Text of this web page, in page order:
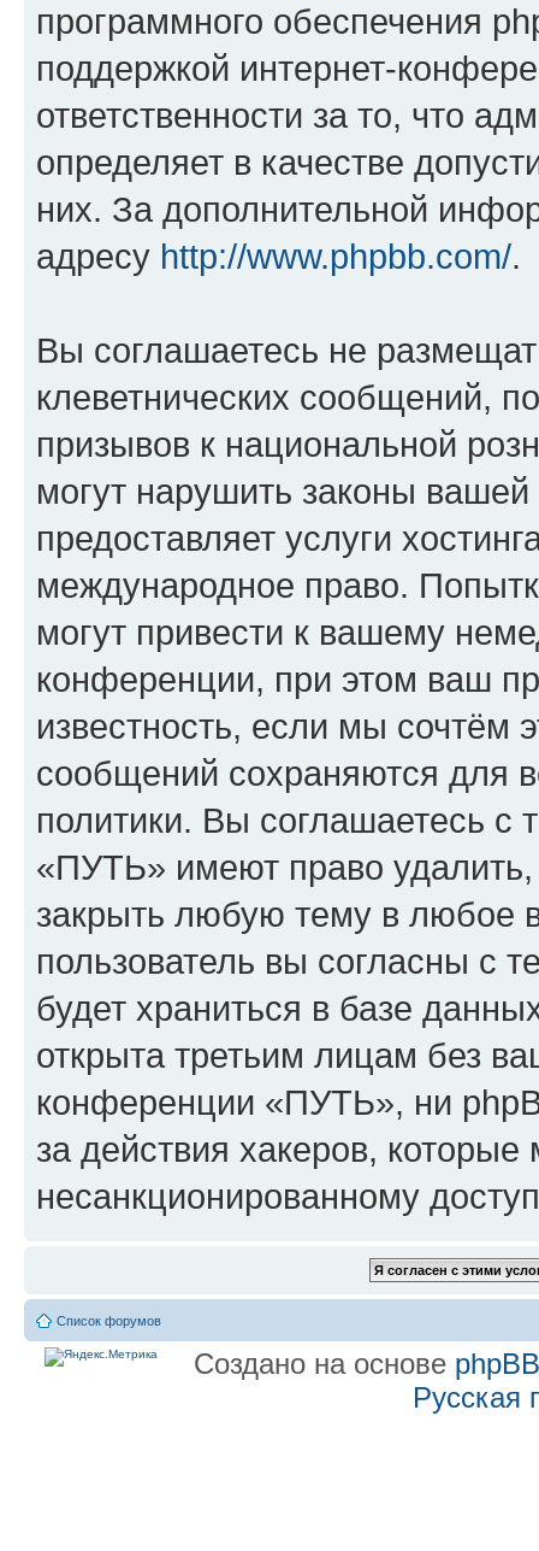
программного обеспечения
поддержкой интернет-
ответственности за то, что
определяет в качестве
них. За дополнительной
адресу http://www.phpbb.com/.
Вы соглашаетесь не
клеветнических сообщений,
призывов к национальной
могут нарушить законы
предоставляет услуги
международное право.
могут привести к вашему
конференции, при этом ваш
известность, если мы сочтём
сообщений сохраняются для
политики. Вы соглашаетесь
«ПУТЬ» имеют право удалить,
закрыть любую тему в любое
пользователь вы согласны с
будет храниться в базе
открыта третьим лицам без
конференции «ПУТЬ», ни
за действия хакеров, которые
несанкционированному
Список форумов
Создано на основе phpBB
Русская